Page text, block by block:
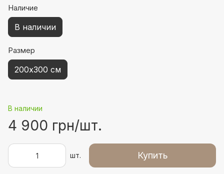
Наличие
В наличии
Размер
200х300 см
В наличии
4 900 грн/шт.
шт. Купить